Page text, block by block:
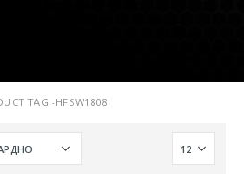
TAG -HFSW1808